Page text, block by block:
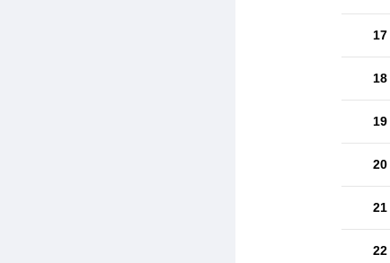
17
18
19
20
21
22